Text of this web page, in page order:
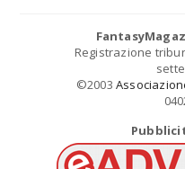
Registrazione
©2003